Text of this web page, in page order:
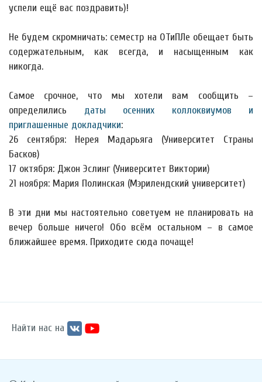
успели ещё вас поздравить)!
Не будем скромничать: семестр на ОТиПЛе обещает быть
содержательным, как всегда, и насыщенным как
никогда.
Самое срочное, что мы хотели вам сообщить –
определились даты осенних коллоквиумов и
приглашенные докладчики:
26 сентября: Нерея Мадарьяга (Университет Страны
Басков)
17 октября: Джон Эслинг (Университет Виктории)
21 ноября: Мария Полинская (Мэрилендский университет)
В эти дни мы настоятельно советуем не планировать на
вечер больше ничего! Обо всём остальном – в самое
ближайшее время. Приходите сюда почаще!
Найти нас на